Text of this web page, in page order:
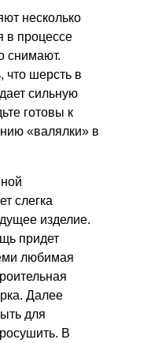
несколько
в процессе
снимают.
что шерсть в
сильную
готовы к
«валялки» в
слегка
изделие.
придет
любимая
Далее
для
В